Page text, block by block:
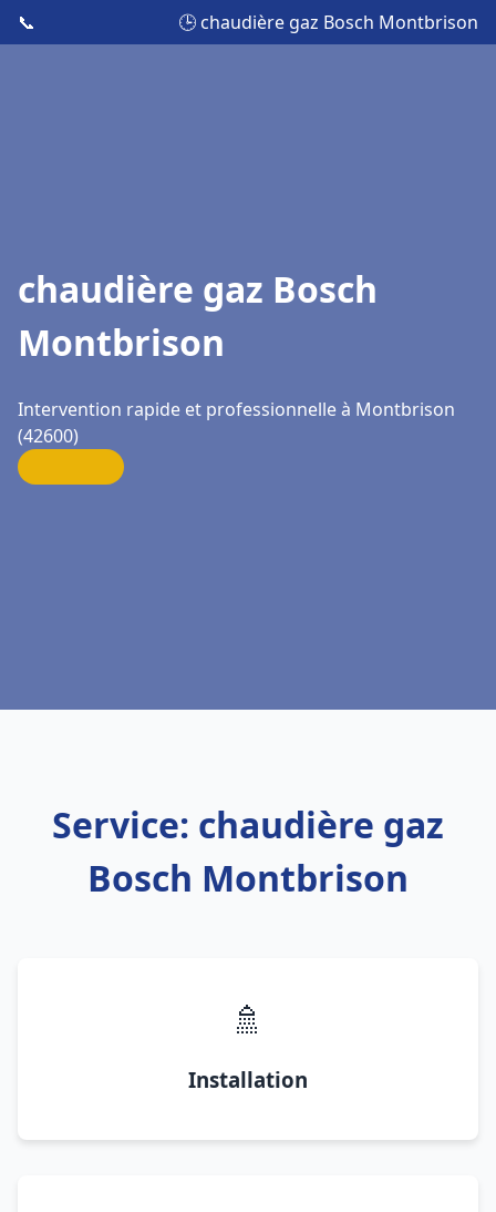
📞 🕒 chaudière gaz Bosch Montbrison
chaudière gaz Bosch
Montbrison
Intervention rapide et professionnelle à Montbrison
(42600)
Service: chaudière gaz
Bosch Montbrison
🚿
Installation